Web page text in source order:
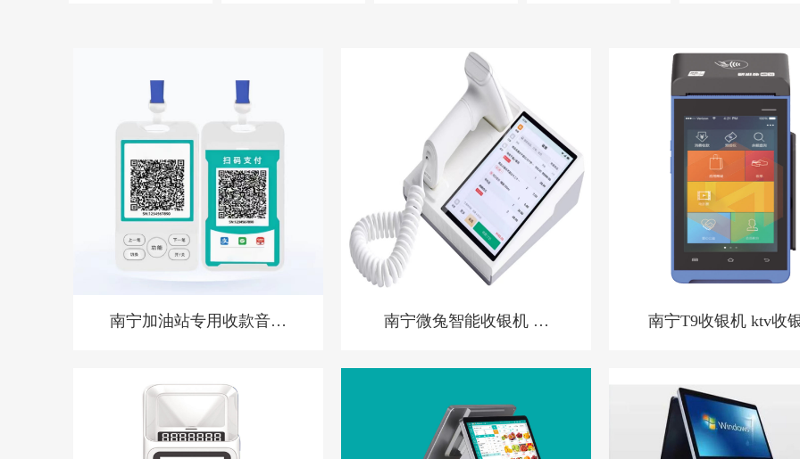
南宁加油站专用收款音箱
南宁微兔智能收银机 零
南宁T9收银机 ktv收